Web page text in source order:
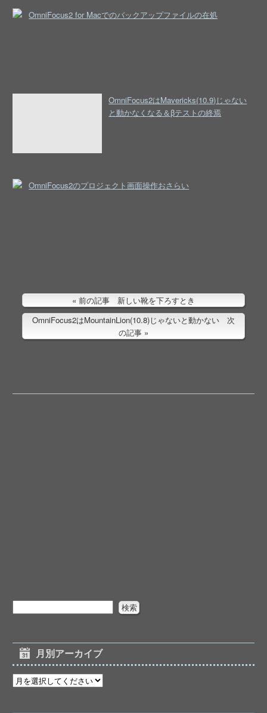
OmniFocus2 for Macでのバックアップファイルの在処
OmniFocus2はMavericks(10.9)じゃない
と動かなくなる＆βテストの終焉
OmniFocus2のプロジェクト画面操作おさらい
前の記事 新しい靴を下ろすとき
OmniFocus2はMountainLion(10.8)じゃないと動かない 次
の記事
月別アーカイブ